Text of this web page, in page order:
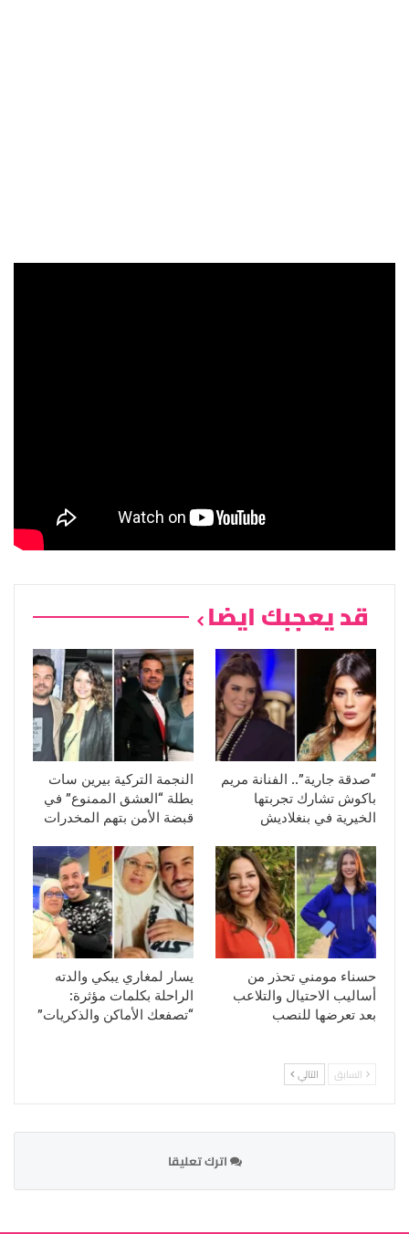
قد يعجبك ايضا
“صدقة جارية”.. الفنانة مريم
باكوش تشارك تجربتها
الخيرية في بنغلاديش
النجمة التركية بيرين سات
بطلة “العشق الممنوع” في
قبضة الأمن بتهم المخدرات
حسناء مومني تحذر من
أساليب الاحتيال والتلاعب
بعد تعرضها للنصب
يسار لمغاري يبكي والدته
الراحلة بكلمات مؤثرة:
“تصفعك الأماكن والذكريات”
السابق التالي
اترك تعليقا